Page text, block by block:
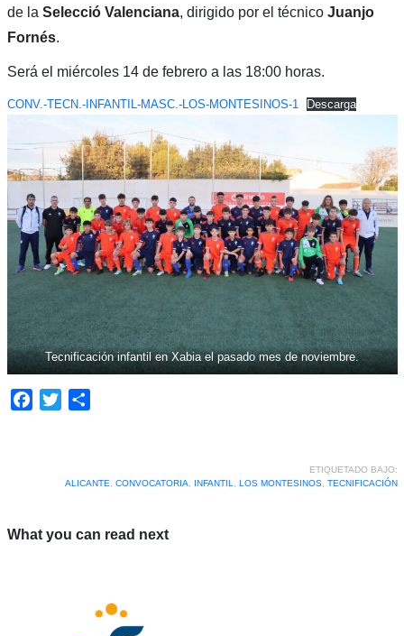
de la Selecció Valenciana, dirigido por el técnico Juanjo
Fornés.
Será el miércoles 14 de febrero a las 18:00 horas.
CONV.-TECN.-INFANTIL-MASC.-LOS-MONTESINOS-1 Descarga
Tecnificación infantil en Xabia el pasado mes de noviembre.
Facebook
Twitter
ETIQUETADO BAJO:
ALICANTE, CONVOCATORIA, INFANTIL, LOS MONTESINOS, TECNIFICACIÓN
What you can read next